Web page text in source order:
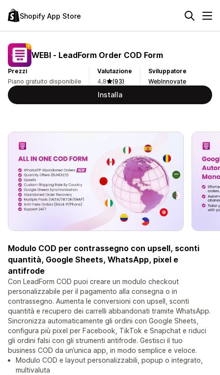
Shopify App Store
WEBI ‑ LeadForm Order COD Form
Prezzi
Piano gratuito disponibile
Valutazione
4,8
(93)
Sviluppatore
WebInnovate
Installa
Modulo COD per contrassegno con upsell, sconti
quantità, Google Sheets, WhatsApp, pixel e
antifrode
Con LeadForm COD puoi creare un modulo checkout
personalizzabile per il pagamento alla consegna o in
contrassegno. Aumenta le conversioni con upsell, sconti
quantità e recupero dei carrelli abbandonati tramite WhatsApp.
Sincronizza automaticamente gli ordini con Google Sheets,
configura più pixel per Facebook, TikTok e Snapchat e riduci
gli ordini falsi con gli strumenti antifrode. Gestisci il tuo
business COD da un’unica app, in modo semplice e veloce.
Modulo COD e layout personalizzabili, popup o integrato,
multivaluta